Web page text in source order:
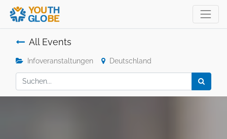
All Events
Infoveranstaltungen Deutschland